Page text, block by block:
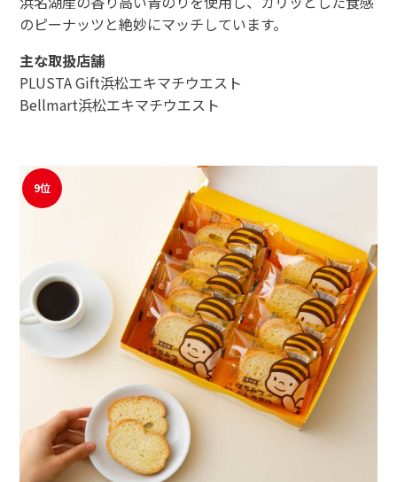
のピーナッツと絶妙にマッチしています。
主な取扱店舗
PLUSTA Gift浜松エキマチウエスト
Bellmart浜松エキマチウエスト
9位